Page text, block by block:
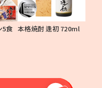
5食 本格焼酎 逢初 720ml